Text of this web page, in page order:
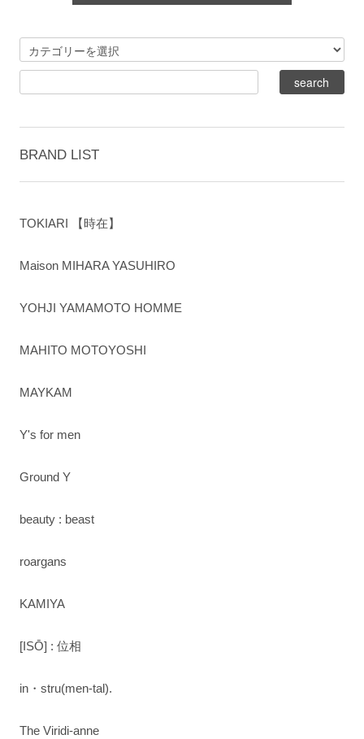
BRAND LIST
TOKIARI 【時在】
Maison MIHARA YASUHIRO
YOHJI YAMAMOTO HOMME
MAHITO MOTOYOSHI
MAYKAM
Y's for men
Ground Y
beauty : beast
roargans
KAMIYA
[ISŌ] : 位相
in・stru(men-tal).
The Viridi-anne